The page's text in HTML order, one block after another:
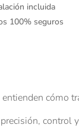
incluida
100% seguros
cómo
control